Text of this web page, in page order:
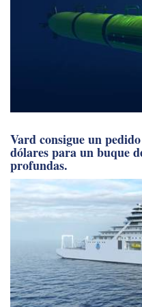
Vard consigue un
dólares para un buque
profundas.